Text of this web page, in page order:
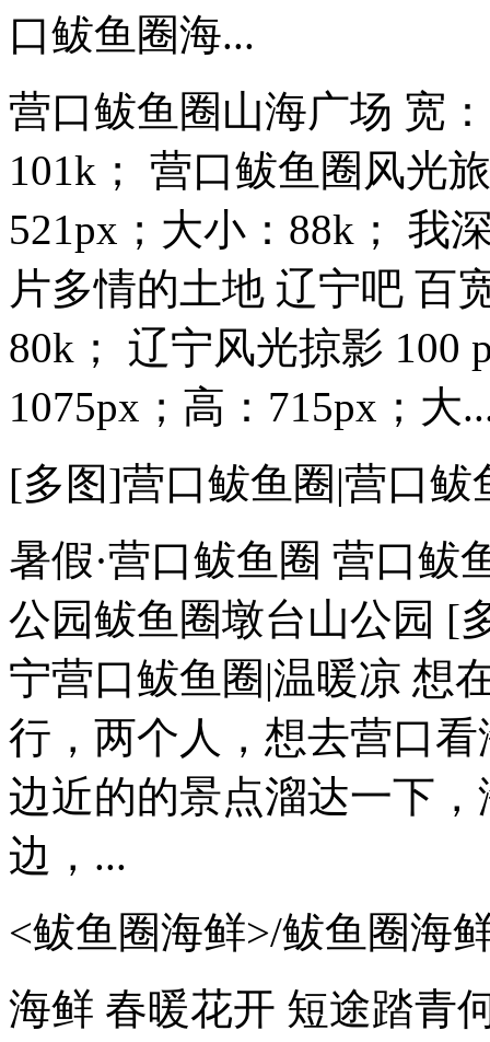
口鲅鱼圈海...
营口鲅鱼圈山海广场 宽
101k； 营口鲅鱼圈风光
521px；大小：88k； 我
片多情的土地 辽宁吧 百
80k； 辽宁风光掠影 100
1075px；高：715px；大
[多图]营口鲅鱼圈|营口
暑假·营口鲅鱼圈 营口鲅
公园鲅鱼圈墩台山公园 [
宁营口鲅鱼圈|温暖凉 想
行，两个人，想去营口
边近的的景点溜达一下
边，...
<鲅鱼圈海鲜>/鲅鱼圈海
海鲜 春暖花开 短途踏青